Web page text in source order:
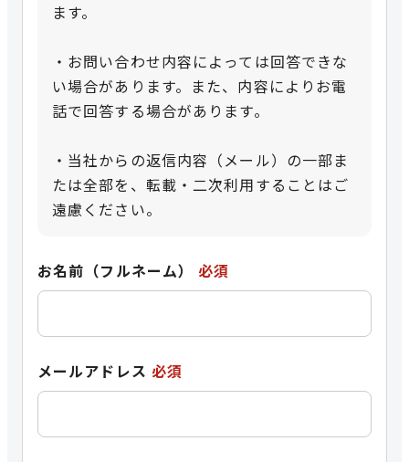
ます。
・お問い合わせ内容によっては回答できな
い場合があります。また、内容によりお電
話で回答する場合があります。
・当社からの返信内容（メール）の一部ま
たは全部を、転載・二次利用することはご
遠慮ください。
お名前（フルネーム）必須
メールアドレス 必須